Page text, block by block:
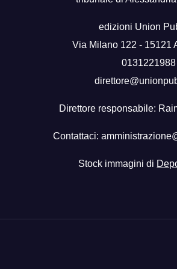
edizioni Union
Via Milano 122 - 15121
0131221988
Direttore responsabile:
Contattaci:
Stock immagini di